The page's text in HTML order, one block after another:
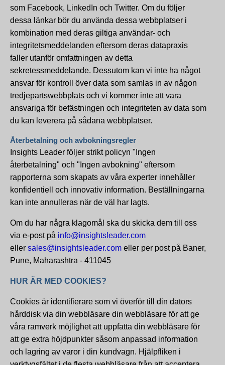
som Facebook, LinkedIn och Twitter. Om du följer
dessa länkar bör du använda dessa webbplatser i
kombination med deras giltiga användar- och
integritetsmeddelanden eftersom deras datapraxis
faller utanför omfattningen av detta
sekretessmeddelande. Dessutom kan vi inte ha något
ansvar för kontroll över data som samlas in av någon
tredjepartswebbplats och vi kommer inte att vara
ansvariga för befästningen och integriteten av data som
du kan leverera på sådana webbplatser.
Återbetalning och avbokningsregler
Insights Leader följer strikt policyn "Ingen
återbetalning" och "Ingen avbokning" eftersom
rapporterna som skapats av våra experter innehåller
konfidentiell och innovativ information. Beställningarna
kan inte annulleras när de väl har lagts.
Om du har några klagomål ska du skicka dem till oss
via e-post på info@insightsleader.com
eller sales@insightsleader.com eller per post på Baner,
Pune, Maharashtra - 411045
HUR ÄR MED COOKIES?
Cookies är identifierare som vi överför till din dators
hårddisk via din webbläsare din webbläsare för att ge
våra ramverk möjlighet att uppfatta din webbläsare för
att ge extra höjdpunkter såsom anpassad information
och lagring av varor i din kundvagn. Hjälpfliken i